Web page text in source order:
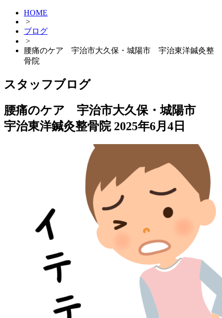
HOME
>
ブログ
>
腰痛のケア 宇治市大久保・城陽市 宇治東洋鍼灸整
骨院
スタッフブログ
腰痛のケア 宇治市大久保・城陽市
宇治東洋鍼灸整骨院 2025年6月4日